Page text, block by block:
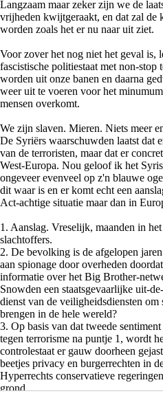
Langzaam maar zeker zijn we de
vrijheden kwijtgeraakt, en dat zal de
worden zoals het er nu naar uit ziet.
Voor zover het nog niet het geval is,
fascistische politiestaat met non-stop
worden uit onze banen en daarna
weer uit te voeren voor het
mensen overkomt.
We zijn slaven. Mieren. Niets meer
De Syriërs waarschuwden laatst dat
van de terroristen, maar dat er
West-Europa. Nou geloof ik het
ongeveer evenveel op z'n blauwe
dit waar is en er komt echt een
Act-achtige situatie maar dan in
1. Aanslag. Vreselijk, maanden in
slachtoffers.
2. De bevolking is de afgelopen
aan spionage door overheden
informatie over het Big Brother-
Snowden een staatsgevaarlijke uit-
dienst van de veiligheidsdiensten
brengen in de hele wereld?
3. Op basis van dat tweede
tegen terrorisme na puntje 1, wordt
controlestaat er gauw doorheen
beetjes privacy en burgerrechten in
Hyperrechts conservatieve
grond.